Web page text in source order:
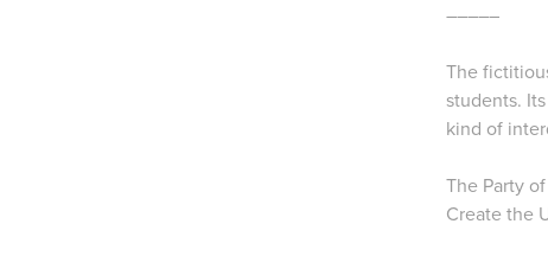
–––––
The
students.
kind of
The Party
Create the